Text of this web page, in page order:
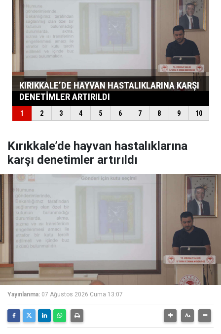
Kırıkkale’de hayvan hastalıklarına
karşı denetimler artırıldı
Yayınlanma: 07 Ağustos 2026 Cuma 13:07